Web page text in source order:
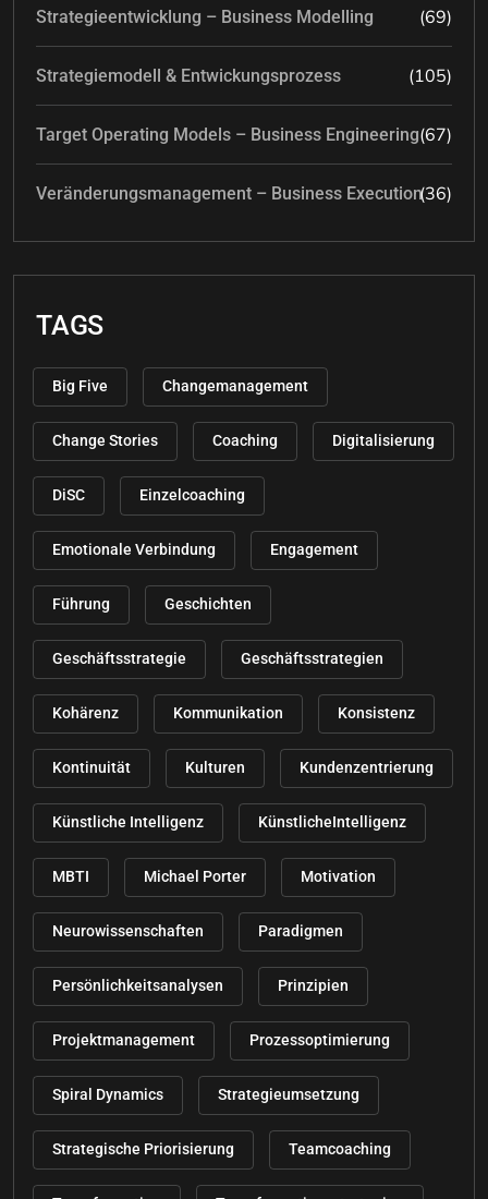
Strategieentwicklung – Business Modelling (69)
Strategiemodell & Entwickungsprozess (105)
Target Operating Models – Business Engineering(67)
Veränderungsmanagement – Business Execution(36)
TAGS
Big Five Changemanagement
Change Stories Coaching Digitalisierung
DiSC Einzelcoaching
Emotionale Verbindung Engagement
Führung Geschichten
Geschäftsstrategie Geschäftsstrategien
Kohärenz Kommunikation Konsistenz
Kontinuität Kulturen Kundenzentrierung
Künstliche Intelligenz KünstlicheIntelligenz
MBTI Michael Porter Motivation
Neurowissenschaften Paradigmen
Persönlichkeitsanalysen Prinzipien
Projektmanagement Prozessoptimierung
Spiral Dynamics Strategieumsetzung
Strategische Priorisierung Teamcoaching